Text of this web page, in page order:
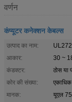
वर्णन
कंप्यूटर कनेक्शन केबल्स
उत्पाद का नाम:
आकार:
30 ~
कंडक्टर:
ठोस या
कोर की संख्या:
मानक:
यूएल